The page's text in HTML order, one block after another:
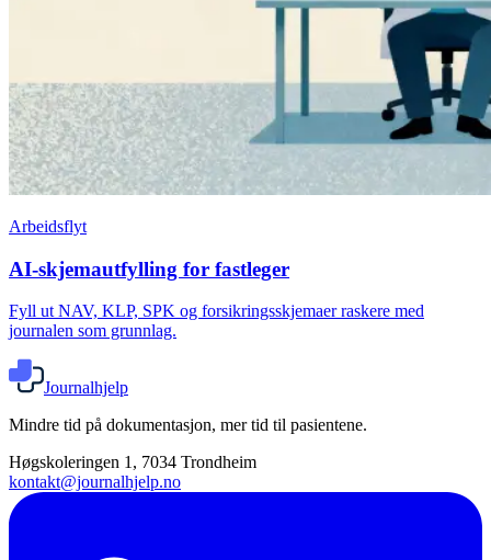
Arbeidsflyt
AI-skjemautfylling for fastleger
Fyll ut NAV, KLP, SPK og forsikringsskjemaer raskere med
journalen som grunnlag.
Journalhjelp
Mindre tid på dokumentasjon, mer tid til pasientene.
Høgskoleringen 1, 7034 Trondheim
kontakt@journalhjelp.no